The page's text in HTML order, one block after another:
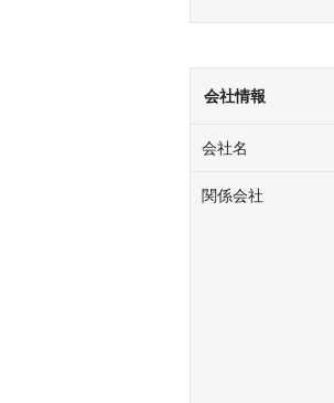
会社情報
会社名
関係会社